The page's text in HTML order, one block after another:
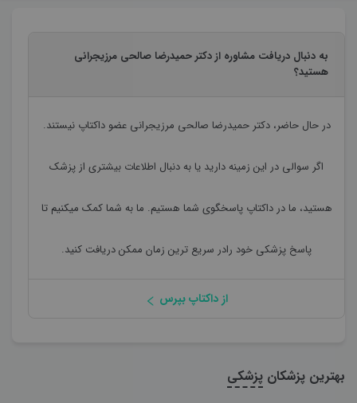
به دنبال دریافت مشاوره از دکتر حمیدرضا صالحی مرزیجرانی
هستید؟
در حال حاضر،دکتر حمیدرضا صالحی مرزیجرانی عضو داکتاپ نیستند.
اگر سوالی در این زمینه دارید یا به دنبال اطلاعات بیشتری از پزشک
هستید، ما در داکتاپ پاسخگوی شما هستیم. ما به شما کمک میکنیم تا
پاسخ پزشکی خود رادر سریع ترین زمان ممکن دریافت کنید.
از داکتاپ بپرس
بهترین پزشکان پزشکی